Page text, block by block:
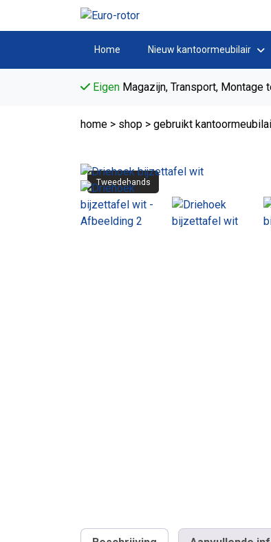
Home Nieuw kantoormeubilair
Eigen Magazijn, Transport, Montage
home > shop > gebruikt
Tweedehands